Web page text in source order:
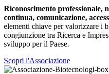
Riconoscimento professionale,
continua, comunicazione,
elementi chiave per valorizzare i
congiunzione tra Ricerca e
sviluppo per il Paese.
Scopri l'Associazione